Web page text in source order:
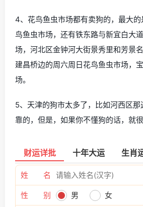
4、花鸟鱼虫市场都有卖狗的，最大
鸟鱼虫市场，还有铁东路与新宜白大
场，河北区金钟河大街景秀里和芳景
建昌桥边的周六周日花鸟鱼虫市场，
场。
5、天津的狗市太多了，比如河西区
靠的，但是，如果你不懂狗的话，就很
财运详批 十年大运 生肖
姓 名
性 别 男 女